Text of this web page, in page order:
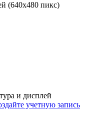
(640x480 пикс)
и дисплей
учетную запись